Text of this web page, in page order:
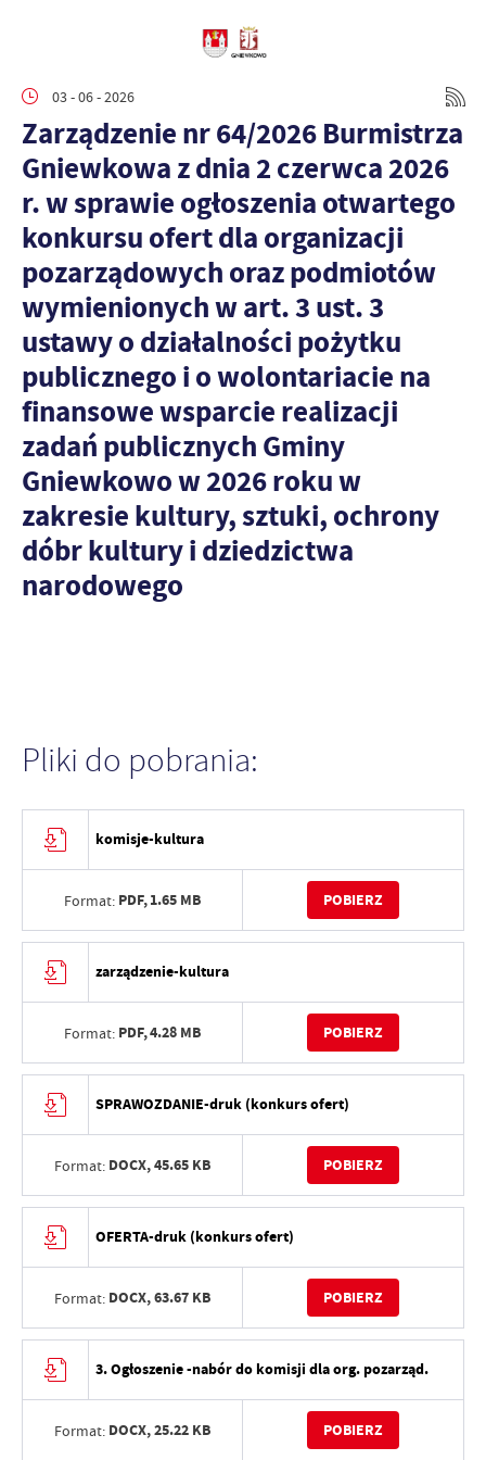
03 - 06 - 2026
Zarządzenie nr 64/2026 Burmistrza
Gniewkowa z dnia 2 czerwca 2026
r. w sprawie ogłoszenia otwartego
konkursu ofert dla organizacji
pozarządowych oraz podmiotów
wymienionych w art. 3 ust. 3
ustawy o działalności pożytku
publicznego i o wolontariacie na
finansowe wsparcie realizacji
zadań publicznych Gminy
Gniewkowo w 2026 roku w
zakresie kultury, sztuki, ochrony
dóbr kultury i dziedzictwa
narodowego
Pliki do pobrania:
komisje-kultura
Format: PDF,1.65 MB POBIERZ
zarządzenie-kultura
Format: PDF,4.28 MB POBIERZ
SPRAWOZDANIE-druk (konkurs ofert)
Format: DOCX,45.65 KB POBIERZ
OFERTA-druk (konkurs ofert)
Format: DOCX,63.67 KB POBIERZ
3. Ogłoszenie -nabór do komisji dla org. pozarząd.
Format: DOCX,25.22 KB POBIERZ